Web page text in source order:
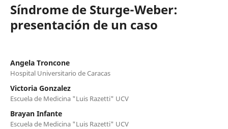
Síndrome de Sturge-Weber:
presentación de un caso
Angela Troncone
Hospital Universitario de Caracas
Victoria Gonzalez
Escuela de Medicina "Luis Razetti" UCV
Brayan Infante
Escuela de Medicina "Luis Razetti" UCV